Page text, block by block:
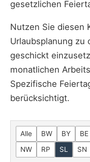
gesetzlichen
Nutzen Sie diesen
Urlaubsplanung zu
geschickt
monatlichen
Spezifische
berücksichtigt.
Alle BW BY BE
NW
RP SL SN